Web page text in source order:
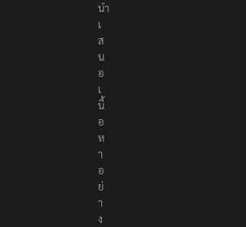
นำ
เ
ส
น
อ
เ
นื้
อ
ห
า
อ
ย่
า
ง